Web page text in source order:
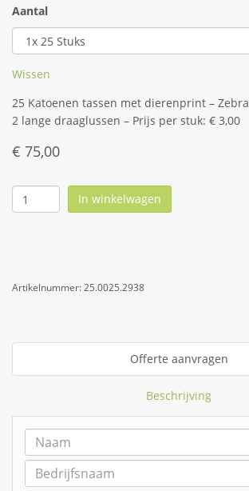
Aantal
Wissen
25 Katoenen tassen met dierenprint – Zebra
2 lange draaglussen – Prijs per stuk: € 3,00
€ 75,00
In winkelwagen
Artikelnummer:25.0025.2938
Offerte aanvragen
Beschrijving